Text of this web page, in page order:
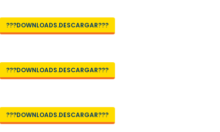
???DOWNLOADS.DESCARGAR???
???DOWNLOADS.DESCARGAR???
???DOWNLOADS.DESCARGAR???